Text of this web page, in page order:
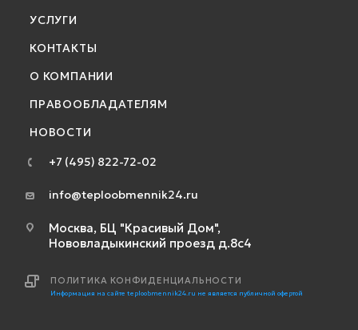
УСЛУГИ
КОНТАКТЫ
О КОМПАНИИ
ПРАВООБЛАДАТЕЛЯМ
НОВОСТИ
+7 (495) 822-72-02
info@teploobmennik24.ru
Москва, БЦ "Красивый Дом",
Нововладыкинский проезд д.8с4
ПОЛИТИКА КОНФИДЕНЦИАЛЬНОСТИ
Информация на сайте teploobmennik24.ru не является публичной офертой